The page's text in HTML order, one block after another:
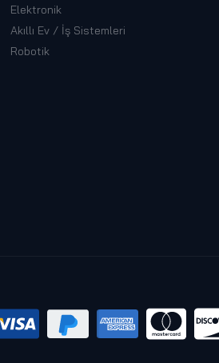
Elektronik
Akıllı Ev / İş Sistemleri
Robotik